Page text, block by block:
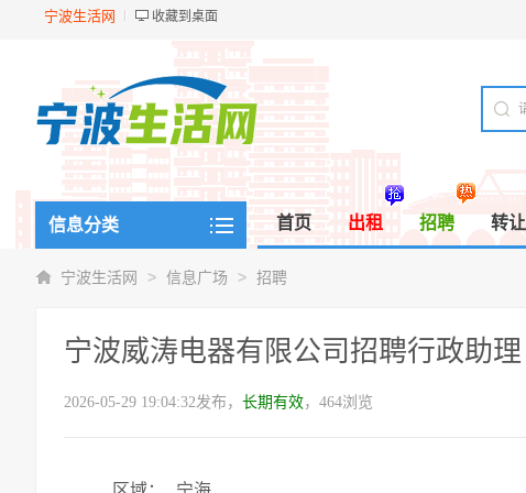
宁波生活网 收藏到桌面
信息分类 首页 出租 招聘 转让
宁波生活网 > 信息广场 > 招聘
宁波威涛电器有限公司招聘行政助理
2026-05-29 19:04:32发布， 长期有效，464浏览